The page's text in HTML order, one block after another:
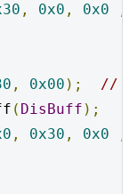
, 0x0 , 0x0
, 0x00 );
//
( DisBuff );
, 0x30 , 0x0